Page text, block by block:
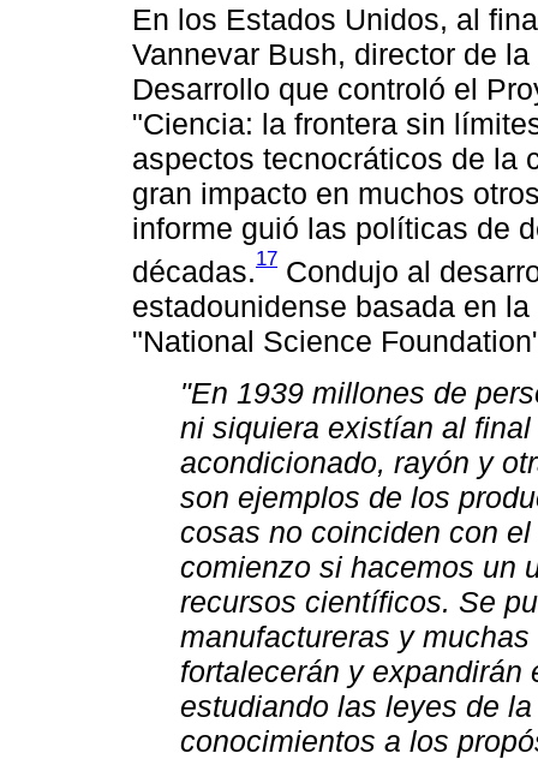
En los Estados Unidos, al
Vannevar Bush, director de
Desarrollo que controló el
"Ciencia: la frontera sin
aspectos tecnocráticos de la
gran impacto en muchos
informe guió las políticas de
décadas.17 Condujo al
estadounidense basada en
"National Science
"En 1939 millones de
ni siquiera existían al
acondicionado, rayón y
son ejemplos de los
cosas no coinciden con
comienzo si hacemos un
recursos científicos. Se
manufactureras y
fortalecerán y expandirán
estudiando las leyes de
conocimientos a los